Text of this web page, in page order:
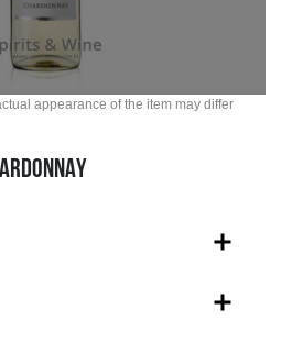
appearance of the item may differ